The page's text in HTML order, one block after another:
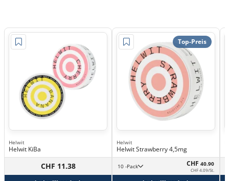
Helwit
Helwit KiBa
CHF 11.38
Top-Preis
Helwit
Helwit Strawberry 4,5mg
10 -Pack CHF 40.90
CHF 4.09/St.